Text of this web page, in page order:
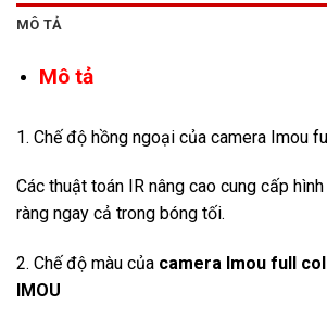
MÔ TẢ
Mô tả
1. Chế độ hồng ngoại của camera Imou
Các thuật toán IR nâng cao cung cấp
ràng ngay cả trong bóng tối.
2. Chế độ màu của camera Imou full
IMOU